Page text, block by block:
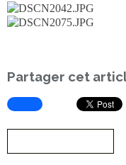
Partager cet